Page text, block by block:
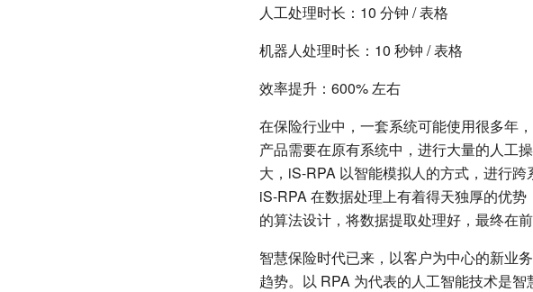
人工处理时长：10 分钟 / 表格
机器人处理时长：10 秒钟 / 表格
效率提升：600% 左右
在保险行业中，一套系统可能使用很多年
产品需要在原有系统中，进行大量的人工
大，iS-RPA 以智能模拟人的方式，进行
iS-RPA 在数据处理上有着得天独厚的优
的算法设计，将数据提取处理好，最终在
智慧保险时代已来，以客户为中心的新业
趋势。以 RPA 为代表的人工智能技术是智